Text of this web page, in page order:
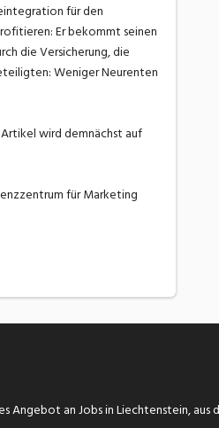
für den
Er bekommt seinen
die Versicherung, die
Weniger Neurenten
wird demnächst auf
für Marketing
Angebot an Jobs in Liechtenstein, aus